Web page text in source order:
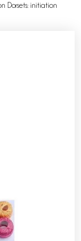
Dorsets: initiation